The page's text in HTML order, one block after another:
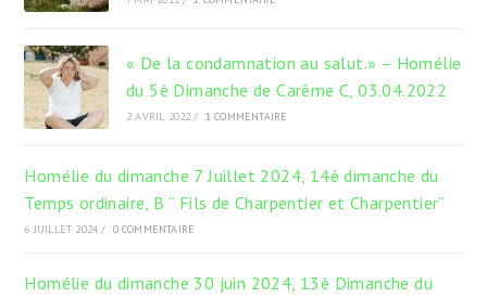
« De la condamnation au salut.» – Homélie
du 5è Dimanche de Carême C, 03.04.2022
2 AVRIL 2022 / 1 COMMENTAIRE
Homélie du dimanche 7 Juillet 2024, 14è dimanche du
Temps ordinaire, B “ Fils de Charpentier et Charpentier”
6 JUILLET 2024 / 0 COMMENTAIRE
Homélie du dimanche 30 juin 2024, 13è Dimanche du